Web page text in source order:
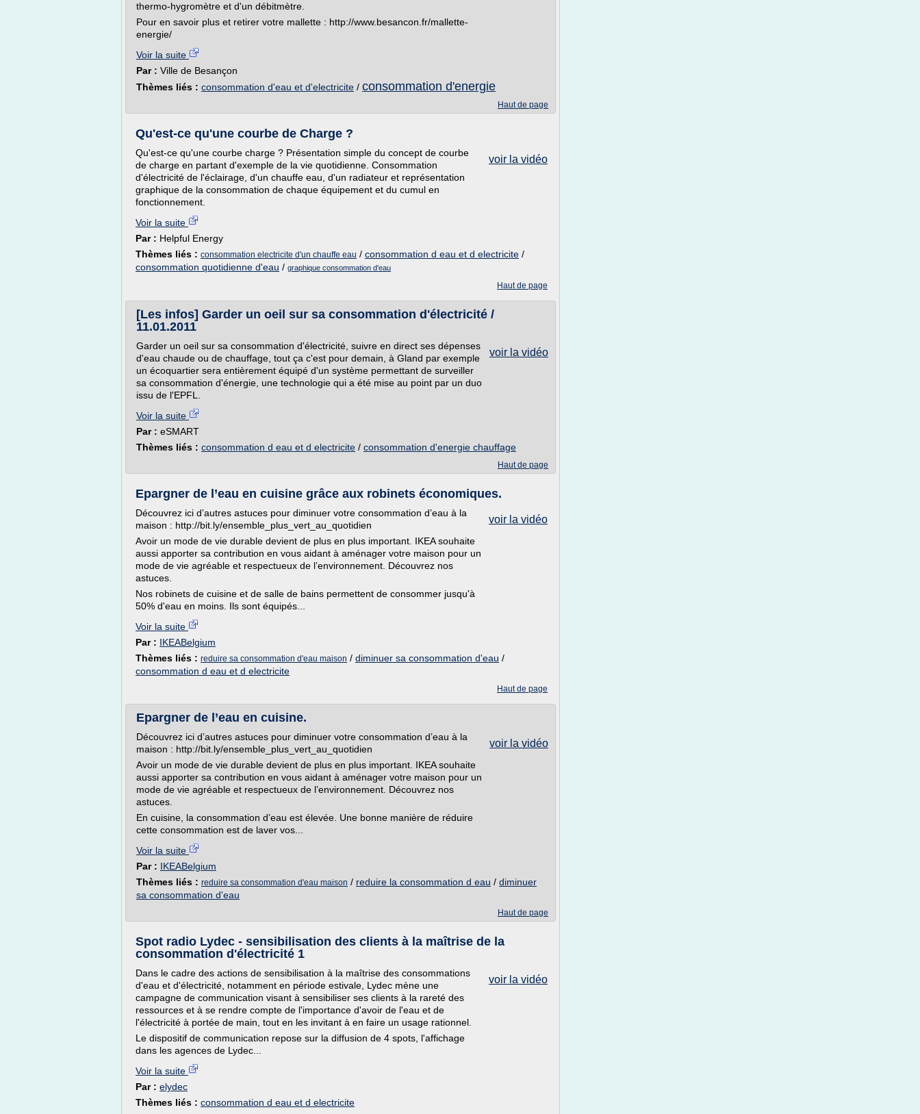
thermo-hygromètre et d'un débitmètre.
Pour en savoir plus et retirer votre mallette : http://www.besancon.fr/mallette-
energie/
Voir la suite
Par : Ville de Besançon
Thèmes liés : consommation d'eau et d'electricite / consommation d'energie
Haut de page
Qu'est-ce qu'une courbe de Charge ?
voir la vidéo
Qu'est-ce qu'une courbe charge ? Présentation simple du concept de courbe
de charge en partant d'exemple de la vie quotidienne. Consommation
d'électricité de l'éclairage, d'un chauffe eau, d'un radiateur et représentation
graphique de la consommation de chaque équipement et du cumul en
fonctionnement.
Voir la suite
Par : Helpful Energy
Thèmes liés : consommation electricite d'un chauffe eau / consommation d eau et d electricite /
consommation quotidienne d'eau / graphique consommation d'eau
Haut de page
[Les infos] Garder un oeil sur sa consommation d'électricité /
11.01.2011
voir la vidéo
Garder un oeil sur sa consommation d'électricité, suivre en direct ses dépenses
d'eau chaude ou de chauffage, tout ça c'est pour demain, à Gland par exemple
un écoquartier sera entièrement équipé d'un système permettant de surveiller
sa consommation d'énergie, une technologie qui a été mise au point par un duo
issu de l'EPFL.
Voir la suite
Par : eSMART
Thèmes liés : consommation d eau et d electricite / consommation d'energie chauffage
Haut de page
Epargner de l’eau en cuisine grâce aux robinets économiques.
voir la vidéo
Découvrez ici d’autres astuces pour diminuer votre consommation d’eau à la
maison : http://bit.ly/ensemble_plus_vert_au_quotidien
Avoir un mode de vie durable devient de plus en plus important. IKEA souhaite
aussi apporter sa contribution en vous aidant à aménager votre maison pour un
mode de vie agréable et respectueux de l’environnement. Découvrez nos
astuces.
Nos robinets de cuisine et de salle de bains permettent de consommer jusqu'à
50% d'eau en moins. Ils sont équipés...
Voir la suite
Par : IKEABelgium
Thèmes liés : reduire sa consommation d'eau maison / diminuer sa consommation d'eau /
consommation d eau et d electricite
Haut de page
Epargner de l’eau en cuisine.
voir la vidéo
Découvrez ici d’autres astuces pour diminuer votre consommation d’eau à la
maison : http://bit.ly/ensemble_plus_vert_au_quotidien
Avoir un mode de vie durable devient de plus en plus important. IKEA souhaite
aussi apporter sa contribution en vous aidant à aménager votre maison pour un
mode de vie agréable et respectueux de l’environnement. Découvrez nos
astuces.
En cuisine, la consommation d’eau est élevée. Une bonne manière de réduire
cette consommation est de laver vos...
Voir la suite
Par : IKEABelgium
Thèmes liés : reduire sa consommation d'eau maison / reduire la consommation d eau / diminuer
sa consommation d'eau
Haut de page
Spot radio Lydec - sensibilisation des clients à la maîtrise de la
consommation d'électricité 1
voir la vidéo
Dans le cadre des actions de sensibilisation à la maîtrise des consommations
d'eau et d'électricité, notamment en période estivale, Lydec mène une
campagne de communication visant à sensibiliser ses clients à la rareté des
ressources et à se rendre compte de l'importance d'avoir de l'eau et de
l'électricité à portée de main, tout en les invitant à en faire un usage rationnel.
Le dispositif de communication repose sur la diffusion de 4 spots, l'affichage
dans les agences de Lydec...
Voir la suite
Par : elydec
Thèmes liés : consommation d eau et d electricite